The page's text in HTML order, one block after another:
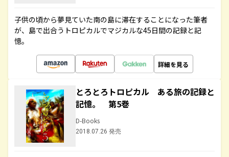
子供の頃から夢見ていた南の島に滞在することになった筆者
が、島で出合うトロピカルでマジカルな45日間の記録と記
憶。
詳細を見る
とろとろトロピカル ある旅の記録と
記憶。 第5巻
D-Books
2018.07.26 発売